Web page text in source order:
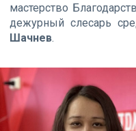
мастерство
дежурный слесарь
Шачнев.